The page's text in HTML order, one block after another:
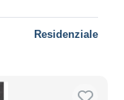
Residenziale